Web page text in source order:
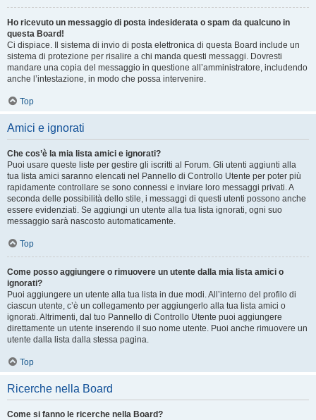
Ho ricevuto un messaggio di posta indesiderata o spam da qualcuno in
questa Board!
Ci dispiace. Il sistema di invio di posta elettronica di questa Board include un
sistema di protezione per risalire a chi manda questi messaggi. Dovresti
mandare una copia del messaggio in questione all’amministratore, includendo
anche l’intestazione, in modo che possa intervenire.
Top
Amici e ignorati
Che cos’è la mia lista amici e ignorati?
Puoi usare queste liste per gestire gli iscritti al Forum. Gli utenti aggiunti alla
tua lista amici saranno elencati nel Pannello di Controllo Utente per poter più
rapidamente controllare se sono connessi e inviare loro messaggi privati. A
seconda delle possibilità dello stile, i messaggi di questi utenti possono anche
essere evidenziati. Se aggiungi un utente alla tua lista ignorati, ogni suo
messaggio sarà nascosto automaticamente.
Top
Come posso aggiungere o rimuovere un utente dalla mia lista amici o
ignorati?
Puoi aggiungere un utente alla tua lista in due modi. All’interno del profilo di
ciascun utente, c’è un collegamento per aggiungerlo alla tua lista amici o
ignorati. Altrimenti, dal tuo Pannello di Controllo Utente puoi aggiungere
direttamente un utente inserendo il suo nome utente. Puoi anche rimuovere un
utente dalla lista dalla stessa pagina.
Top
Ricerche nella Board
Come si fanno le ricerche nella Board?